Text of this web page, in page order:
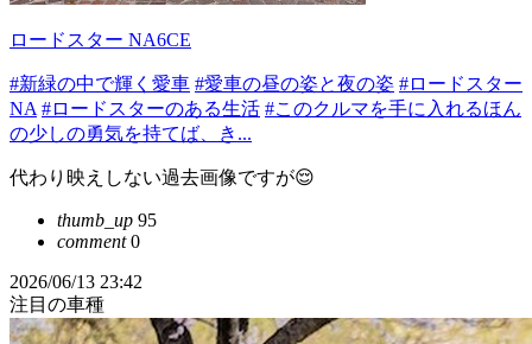
ロードスター NA6CE
#新緑の中で輝く愛車 #愛車の昼の姿と夜の姿 #ロードスター
NA #ロードスターのある生活 #このクルマを手に入れるほん
の少しの勇気を持てば、き...
代わり映えしない過去画像ですが😌
thumb_up 95
comment0
2026/06/13 23:42
注目の車種